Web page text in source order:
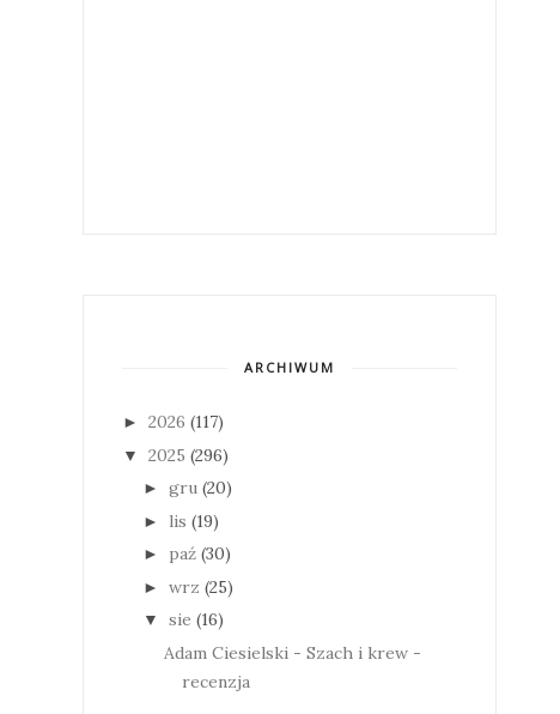
ARCHIWUM
► 2026 (117)
▼ 2025 (296)
► gru (20)
► lis (19)
► paź (30)
► wrz (25)
▼ sie (16)
Adam Ciesielski - Szach i krew -
recenzja